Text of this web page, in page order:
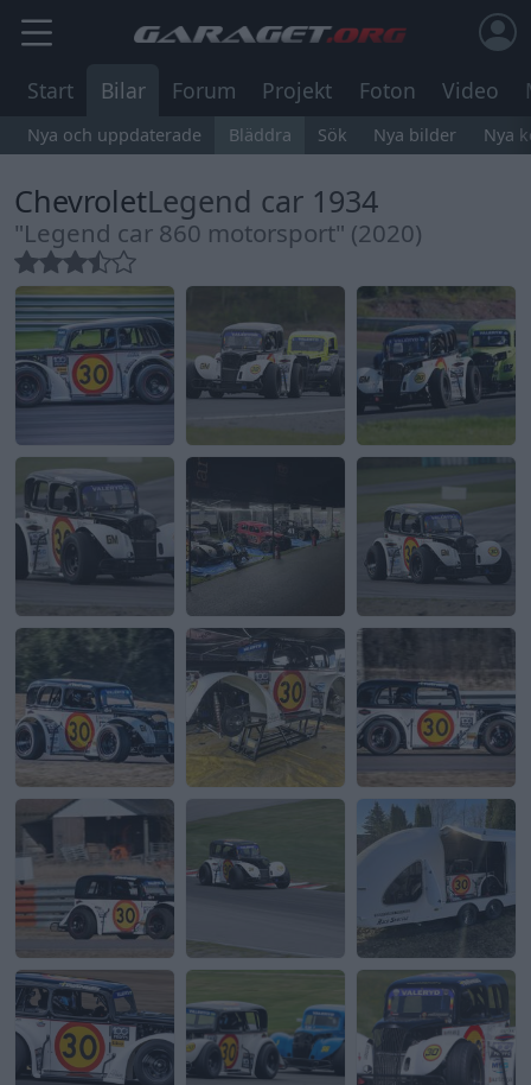
Start Bilar Forum Projekt Foton Video
Nya och uppdaterade Bläddra Sök Nya bilder Nya
ChevroletLegend car 1934
"Legend car 860 motorsport" (2020)